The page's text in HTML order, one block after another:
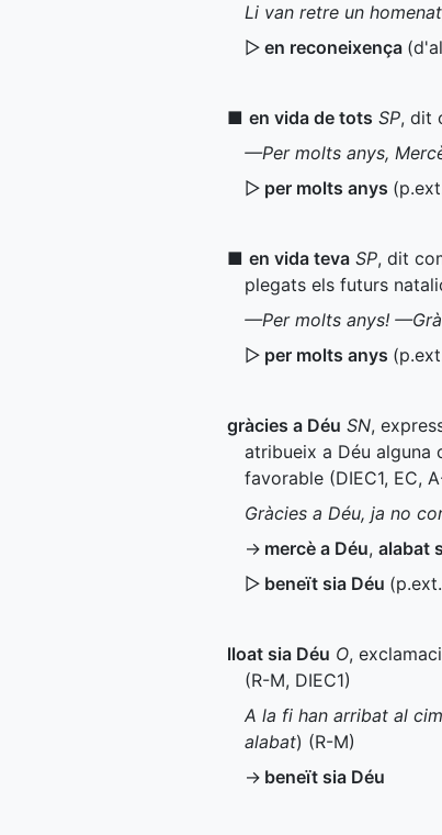
Li van retre un
▷ en reconeixença
■ en vida de tots SP, dit
—Per molts anys,
▷ per molts anys (
■ en vida teva SP, dit
plegats els futurs
—Per molts anys!
▷ per molts anys (
gràcies a Déu SN,
atribueix a Déu alguna
favorable (DIEC1, EC,
Gràcies a Déu, ja no
→ mercè a Déu, alabat
▷ beneït sia Déu (p.ext.
lloat sia Déu O,
(R-M, DIEC1)
A la fi han arribat al
alabat) (R-M)
→ beneït sia Déu